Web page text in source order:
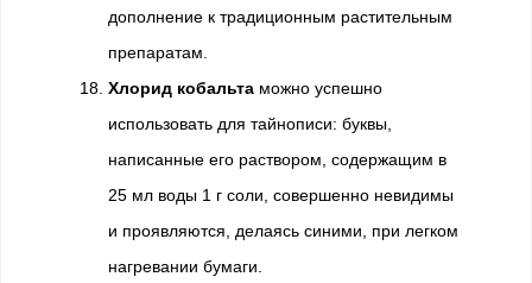
дополнение к традиционным растительным
препаратам.
Хлорид кобальта можно успешно
использовать для тайнописи: буквы,
написанные его раствором, содержащим в
25 мл воды 1 г соли, совершенно невидимы
и проявляются, делаясь синими, при легком
нагревании бумаги.